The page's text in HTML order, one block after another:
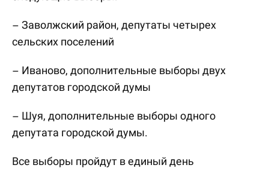
– Заволжский район, депутаты четырех
сельских поселений
– Иваново, дополнительные выборы двух
депутатов городской думы
– Шуя, дополнительные выборы одного
депутата городской думы.
Все выборы пройдут в единый день